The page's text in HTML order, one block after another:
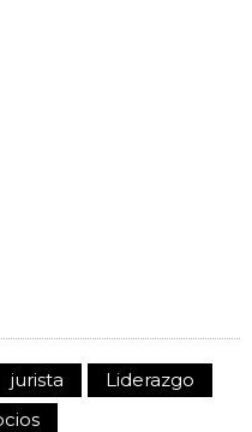
jurista
Liderazgo